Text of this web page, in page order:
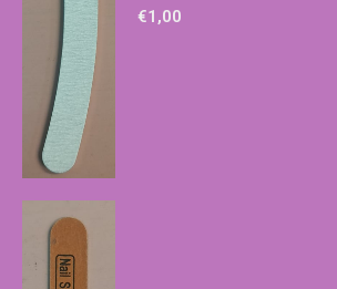
Λίμα Belotty 01